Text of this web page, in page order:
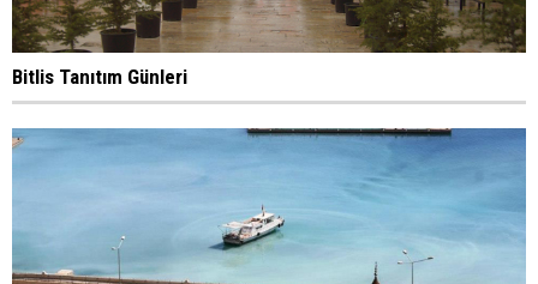
Bitlis Tanıtım Günleri